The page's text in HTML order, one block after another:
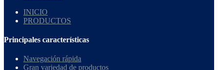
INICIO
PRODUCTOS
Principales características
Navegación rápida
Gran variedad de productos